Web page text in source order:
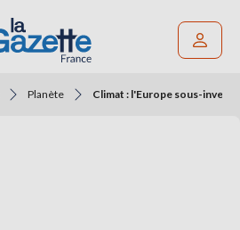
Planète Climat : l'Europe sous-